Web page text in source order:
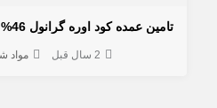
تامین عمده کود اوره گرانول 46%
2 سال قبل مواد